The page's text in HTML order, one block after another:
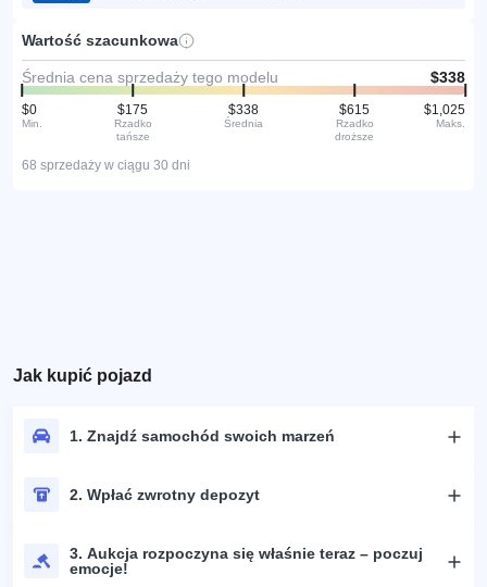
Wartość szacunkowa
Średnia cena sprzedaży tego modelu $338
$0
Min.
$175
Rzadko
tańsze
$338
Średnia
$615
Rzadko
droższe
$1,025
Maks.
68 sprzedaży w ciągu 30 dni
Jak kupić pojazd
1. Znajdź samochód swoich marzeń
2. Wpłać zwrotny depozyt
3. Aukcja rozpoczyna się właśnie teraz – poczuj
emocje!